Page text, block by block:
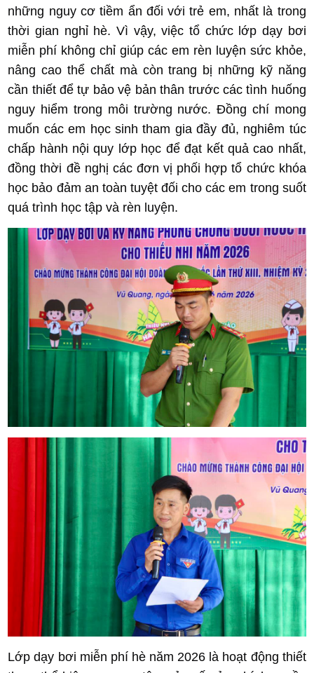
những nguy cơ tiềm ẩn đối với trẻ em, nhất là trong
thời gian nghỉ hè. Vì vậy, việc tổ chức lớp dạy bơi
miễn phí không chỉ giúp các em rèn luyện sức khỏe,
nâng cao thể chất mà còn trang bị những kỹ năng
cần thiết để tự bảo vệ bản thân trước các tình huống
nguy hiểm trong môi trường nước. Đồng chí mong
muốn các em học sinh tham gia đầy đủ, nghiêm túc
chấp hành nội quy lớp học để đạt kết quả cao nhất,
đồng thời đề nghị các đơn vị phối hợp tổ chức khóa
học bảo đảm an toàn tuyệt đối cho các em trong suốt
quá trình học tập và rèn luyện.
Lớp dạy bơi miễn phí hè năm 2026 là hoạt động thiết